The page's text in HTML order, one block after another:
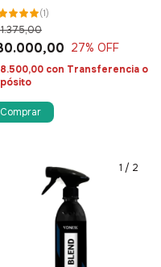
(1)
27% OFF
con Transferencia o
1 / 2